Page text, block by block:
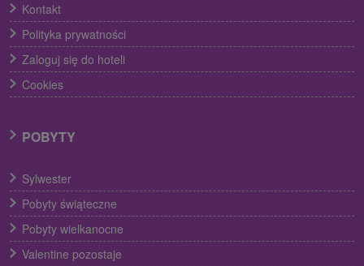
Kontakt
Polityka prywatności
Zaloguj się do hoteli
Cookies
POBYTY
Sylwester
Pobyty świąteczne
Pobyty wielkanocne
Valentine pozostaje